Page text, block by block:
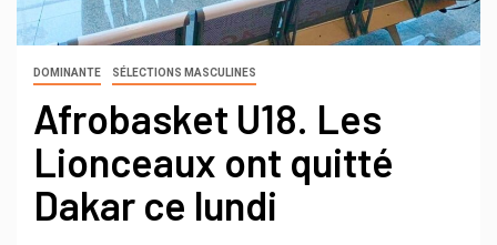
DOMINANTE SÉLECTIONS MASCULINES
Afrobasket U18. Les
Lionceaux ont quitté
Dakar ce lundi